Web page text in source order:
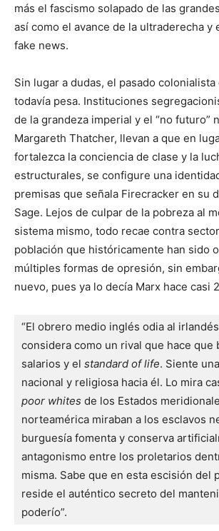
más el fascismo solapado de las
así como el avance de la ultraderecha y
fake news.
Sin lugar a dudas, el pasado
todavía pesa. Instituciones
de la grandeza imperial y el “no futuro”
Margareth Thatcher, llevan a que en
fortalezca la conciencia de clase y la
estructurales, se configure una
premisas que señala Firecracker en su
Sage. Lejos de culpar de la pobreza al
sistema mismo, todo recae contra
población que históricamente han sido
múltiples formas de opresión, sin
nuevo, pues ya lo decía Marx hace casi
“El obrero medio inglés odia al
considera como un rival que hace que
salarios y el standard of life. Siente
poor whites de los Estados
norteamérica miraban a los esclavos
burguesía fomenta y conserva
antagonismo entre los proletarios
misma. Sabe que en esta escisión del
reside el auténtico secreto del
poderío”.